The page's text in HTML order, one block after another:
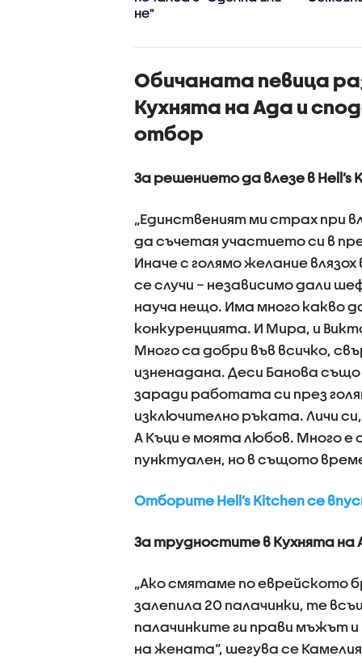
не"
Обичаната певица
Кухнята на Ада и
отбор
За решението да влезе в Hell’s
„Единственият ми страх при
да съчетая участието си в
Иначе с голямо желание
се случи – независимо дали
науча нещо. Има много какво
конкуренцията. И Мира, и
Много са добри във всичко,
изненадана. Деси Банова
заради работата си през
изключително ръката. Личи
А Къци е моята любов. Много е
пунктуален, но в същото
Отборите Hell’s Kitchen се
За трудностите в Кухнята на
„Ако смятаме по еврейското
залепила 20 палачинки, те
палачинките ги прави мъжът
на жената“, шегува се Камелия